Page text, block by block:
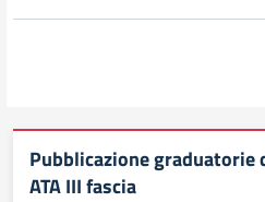
Pubblicazione
ATA III fascia